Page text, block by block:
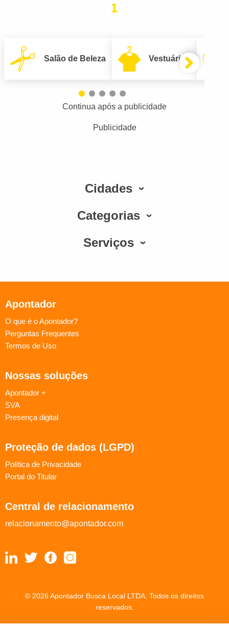
1
Salão de Beleza Vestuário
Continua após a publicidade
Publicidade
Cidades
Categorias
Serviços
Apontador
O que é o Apontador?
Perguntas Frequentes
Termos de Uso
Nossas soluções
Apontador +
SVA
Presença digital
Proteção de dados (LGPD)
Política de Privacidade
Portal do Titular
Central de relacionamento
relacionamento@apontador.com
© 2026 Apontador Busca Local LTDA. Todos os direitos
reservados.